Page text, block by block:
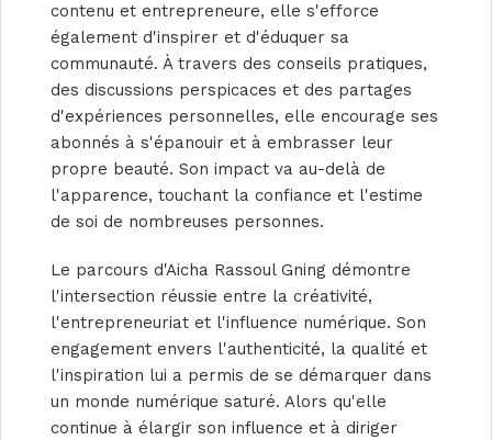
contenu et entrepreneure, elle s'efforce
également d'inspirer et d'éduquer sa
communauté. À travers des conseils pratiques,
des discussions perspicaces et des partages
d'expériences personnelles, elle encourage ses
abonnés à s'épanouir et à embrasser leur
propre beauté. Son impact va au-delà de
l'apparence, touchant la confiance et l'estime
de soi de nombreuses personnes.
Le parcours d'Aicha Rassoul Gning démontre
l'intersection réussie entre la créativité,
l'entrepreneuriat et l'influence numérique. Son
engagement envers l'authenticité, la qualité et
l'inspiration lui a permis de se démarquer dans
un monde numérique saturé. Alors qu'elle
continue à élargir son influence et à diriger